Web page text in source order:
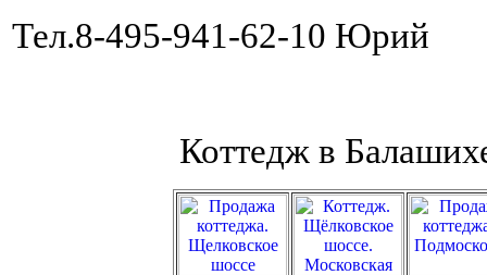
Тел.8-495-941-62-10 Юрий
Коттедж в